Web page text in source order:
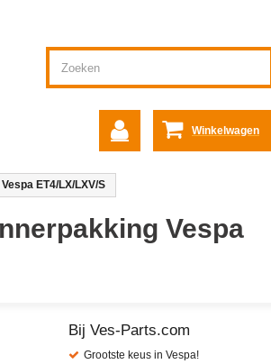
Winkelwagen
ET4/LX/LXV/S
Vespa
Bij Ves-Parts.com
Grootste keus in Vespa!